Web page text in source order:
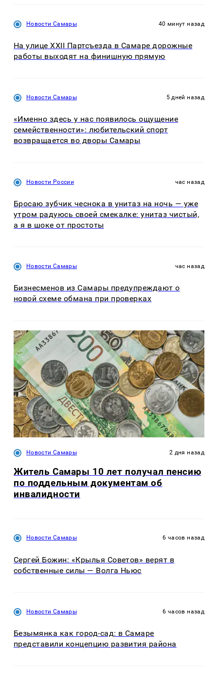
Новости Самары 40 минут назад
На улице XXII Партсъезда в Самаре дорожные
работы выходят на финишную прямую
Новости Самары 5 дней назад
«Именно здесь у нас появилось ощущение
семейственности»: любительский спорт
возвращается во дворы Самары
Новости России час назад
Бросаю зубчик чеснока в унитаз на ночь — уже
утром радуюсь своей смекалке: унитаз чистый,
а я в шоке от простоты
Новости Самары час назад
Бизнесменов из Самары предупреждают о
новой схеме обмана при проверках
Новости Самары 2 дня назад
Житель Самары 10 лет получал пенсию
по поддельным документам об
инвалидности
Новости Самары 6 часов назад
Сергей Божин: «Крылья Советов» верят в
собственные силы — Волга Ньюс
Новости Самары 6 часов назад
Безымянка как город-сад: в Самаре
представили концепцию развития района